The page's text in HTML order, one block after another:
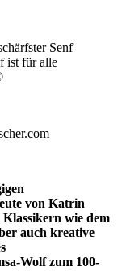
Senf
ist für alle
von Katrin
wie dem
auch kreative
Wolf zum 100-